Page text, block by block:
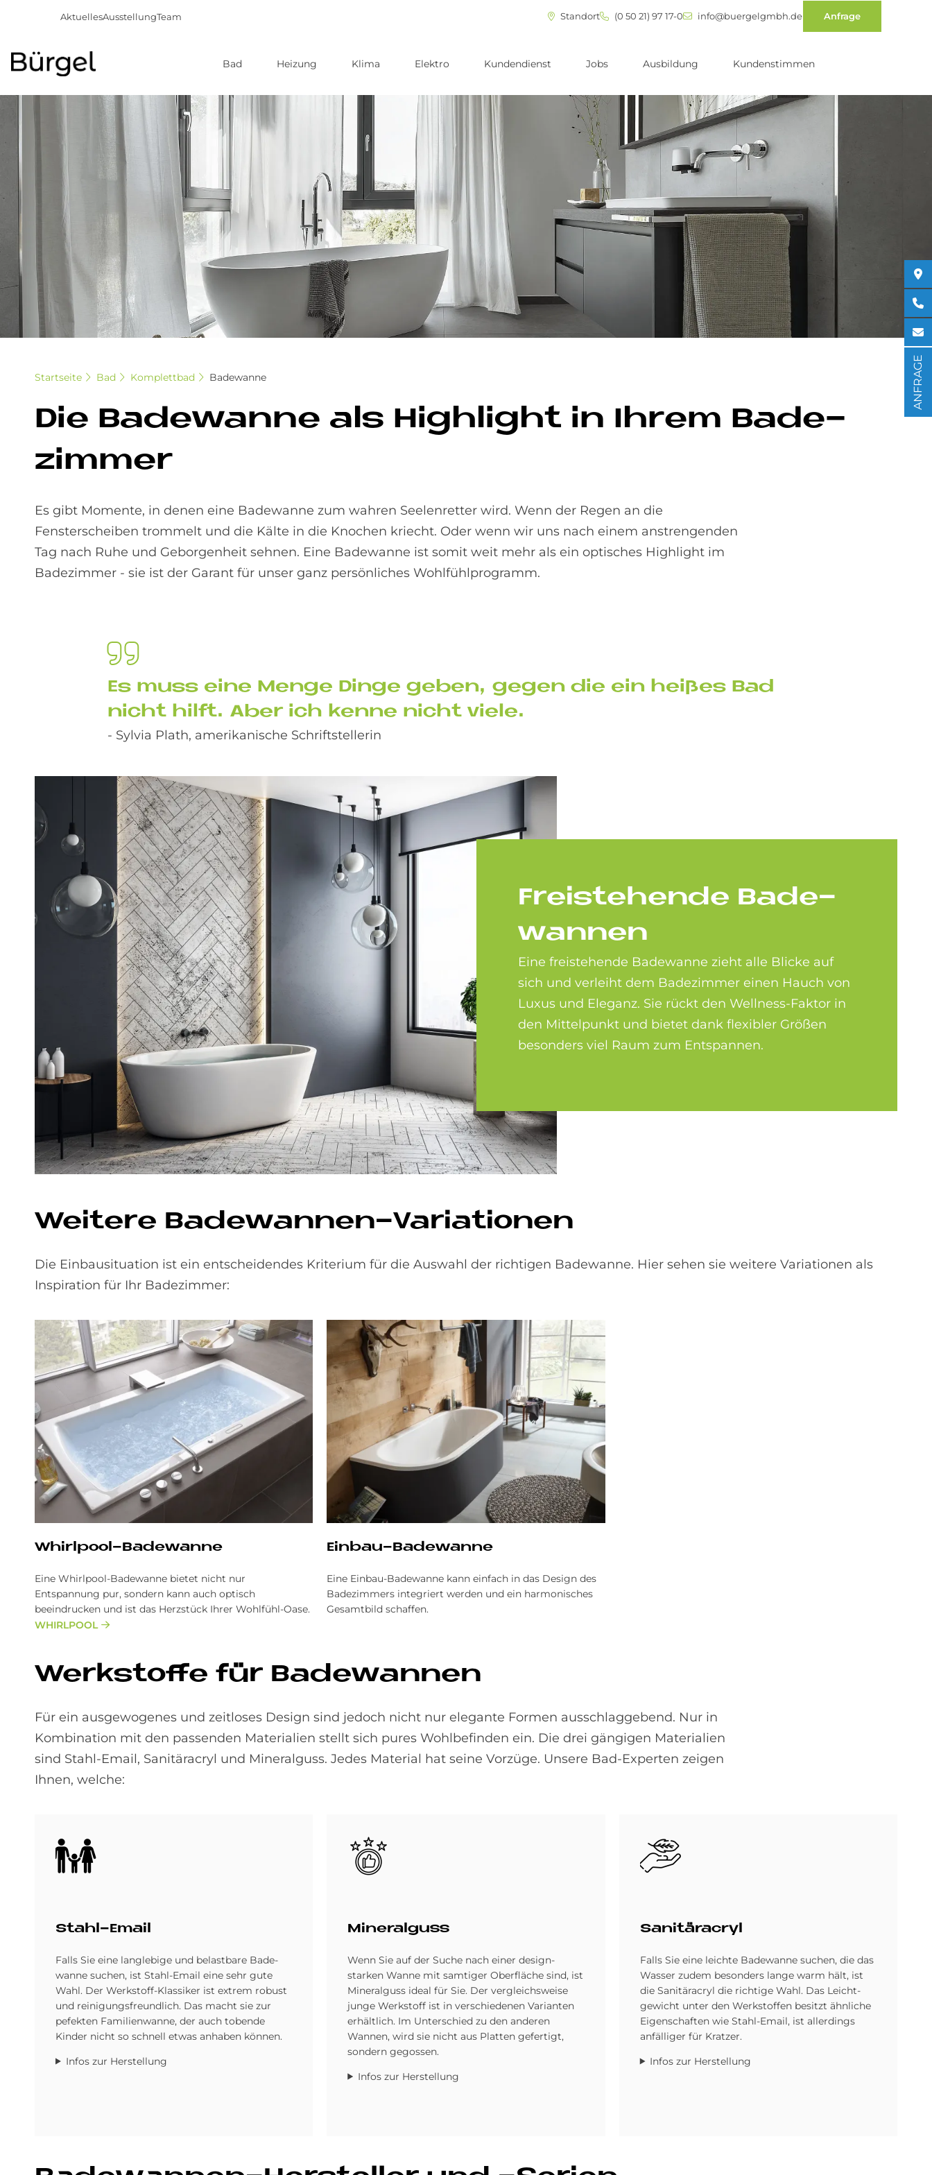
Direkt
zum
AktuellesAusstellungTeam Standort (0 50 21) 97 17-0 info@buergelgmbh.de Anfrage
Bad Heizung Klima Elektro Kundendienst Jobs Ausbildung Kundenstimmen
Startseite Bad Komplettbad Badewanne
Die Ba­de­wan­ne als High­lig­ht in Ih­rem Ba­de­
zim­mer
Es gibt Momente, in denen eine Badewanne zum wahren Seelenretter wird. Wenn der Regen an die
Fensterscheiben trommelt und die Kälte in die Knochen kriecht. Oder wenn wir uns nach einem anstrengenden
Tag nach Ruhe und Geborgenheit sehnen. Eine Badewanne ist somit weit mehr als ein optisches Highlight im
Badezimmer - sie ist der Garant für unser ganz persönliches Wohlfühlprogramm.
Es muss eine Men­ge Din­ge ge­ben, ge­gen die ein hei­ßes Bad
nicht hil­ft. Aber ich ken­ne nicht vie­le.
- Sylvia Plath, amerikanische Schriftstellerin
Frei­ste­hen­de Ba­de­
wan­nen
Eine freistehende Badewanne zieht alle Blicke auf
sich und verleiht dem Badezimmer einen Hauch von
Luxus und Eleganz. Sie rückt den Wellness-Faktor in
den Mittelpunkt und bietet dank flexibler Größen
besonders viel Raum zum Entspannen.
Weitere Badewannen-Variationen
Die Einbausituation ist ein entscheidendes Kriterium für die Auswahl der richtigen Badewanne. Hier sehen sie weitere Variationen als
Inspiration für Ihr Badezimmer:
Whirl­pool-Ba­de­wan­ne
Eine Whirlpool-Badewanne bietet nicht nur
Entspannung pur, sondern kann auch optisch
beeindrucken und ist das Herzstück Ihrer Wohlfühl-Oase.
WHIRLPOOL
Ein­bau-Ba­de­wan­ne
Eine Einbau-Badewanne kann einfach in das Design des
Badezimmers integriert werden und ein harmonisches
Gesamtbild schaffen.
Werk­stof­fe für Ba­de­wan­nen
Für ein ausgewogenes und zeitloses Design sind jedoch nicht nur elegante For­men ausschlag­gebend. Nur in
Kombi­nation mit den passenden Materialien stellt sich pures Wohl­befinden ein. Die drei gängigen Materialien
sind Stahl-Email, Sanitäracryl und Mineralguss. Jedes Material hat seine Vorzüge. Unsere Bad-Experten zeigen
Ihnen, welche:
Bild
Stahl-Email
Falls Sie eine langlebige und belastbare Bade­
wanne suchen, ist Stahl-Email eine sehr gute
Wahl. Der Werkstoff-Klassiker ist extrem robust
und reinigungs­freundlich. Das macht sie zur
pefekten Familien­wanne, der auch tobende
Kinder nicht so schnell etwas an­haben können.
Infos zur Herstellung
Bild
Mi­ne­ral­guss
Wenn Sie auf der Suche nach einer design­
starken Wanne mit samtiger Oberfläche sind, ist
Mineral­guss ideal für Sie. Der vergleichs­weise
junge Werkstoff ist in ver­schiedenen Varianten
erhältlich. Im Unter­schied zu den anderen
Wannen, wird sie nicht aus Platten gefertigt,
sondern gegossen.
Infos zur Herstellung
Bild
Sa­ni­tär­acryl
Falls Sie eine leichte Bade­wanne suchen, die das
Wasser zudem be­sonders lange warm hält, ist
die Sanitäracryl die richtige Wahl. Das Leicht­
gewicht unter den Werkstoffen besitzt ähnliche
Eigen­schaften wie Stahl-Email, ist allerdings
anfälliger für Kratzer.
Infos zur Herstellung
ANFRAGE